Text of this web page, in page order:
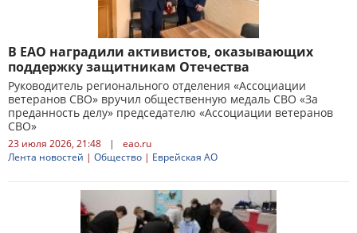
В ЕАО наградили активистов, оказывающих
поддержку защитникам Отечества
Руководитель регионального отделения «Ассоциации
ветеранов СВО» вручил общественную медаль СВО «За
преданность делу» председателю «Ассоциации ветеранов
СВО»
23 июля 2026, 21:48 |
eao.ru
Лента новостей | Общество | Еврейская АО